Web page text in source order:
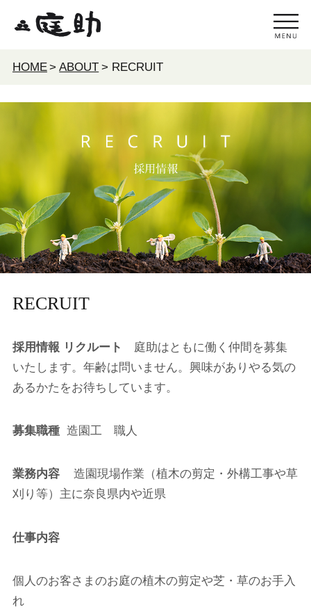
HOME> ABOUT > RECRUIT
RECRUIT
採用情報 リクルート
庭助はともに働く仲間を募集
いたします。年齢は問いません。興味がありやる気の
あるかたをお待ちしています。
募集職種造園工 職人
業務内容
造園現場作業（植木の剪定・外構工事や草
刈り等）主に奈良県内や近県
仕事内容
個人のお客さまのお庭の植木の剪定や芝・草のお手入
れ